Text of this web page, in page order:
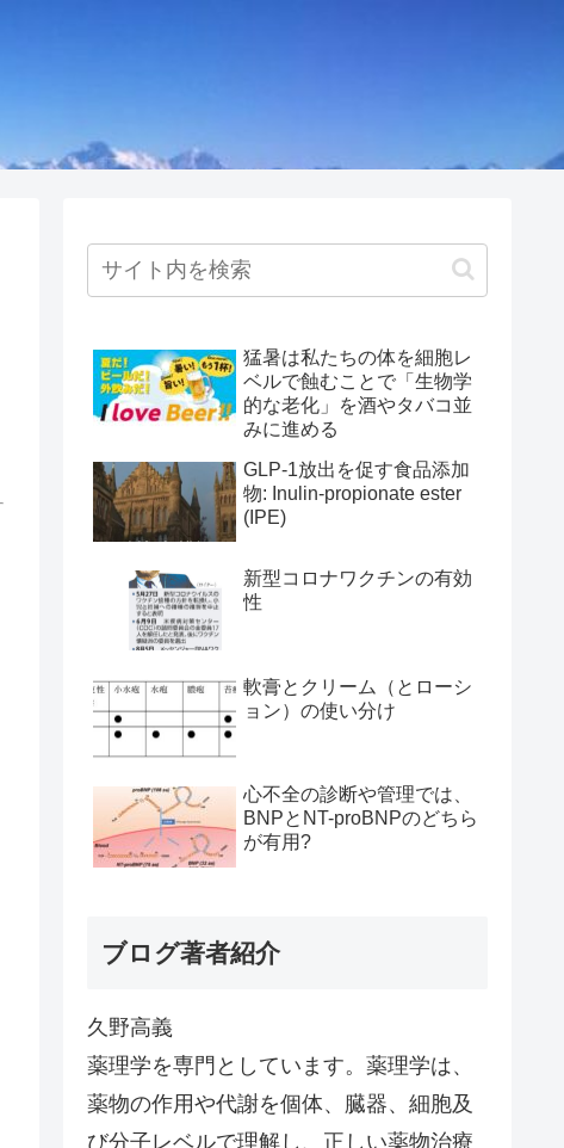
猛暑は私たちの体を細胞レ
ベルで蝕むことで「生物学
的な老化」を酒やタバコ並
みに進める
GLP-1放出を促す食品添加
物: Inulin-propionate ester
(IPE)
新型コロナワクチンの有効
性
軟膏とクリーム（とローシ
ョン）の使い分け
心不全の診断や管理では、
BNPとNT-proBNPのどちら
が有用?
ブログ著者紹介
久野高義
薬理学を専門としています。薬理学は、
薬物の作用や代謝を個体、臓器、細胞及
び分子レベルで理解し、正しい薬物治療